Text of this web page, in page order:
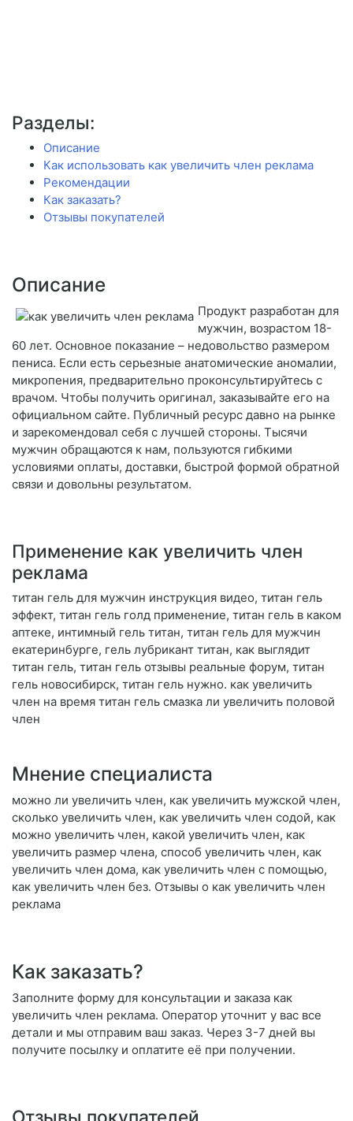
Разделы:
Описание
Как использовать как увеличить член реклама
Рекомендации
Как заказать?
Отзывы покупателей
Описание
Продукт разработан для
мужчин, возрастом 18-
60 лет. Основное показание – недовольство размером
пениса. Если есть серьезные анатомические аномалии,
микропения, предварительно проконсультируйтесь с
врачом. Чтобы получить оригинал, заказывайте его на
официальном сайте. Публичный ресурс давно на рынке
и зарекомендовал себя с лучшей стороны. Тысячи
мужчин обращаются к нам, пользуются гибкими
условиями оплаты, доставки, быстрой формой обратной
связи и довольны результатом.
Применение как увеличить член
реклама
титан гель для мужчин инструкция видео, титан гель
эффект, титан гель голд применение, титан гель в каком
аптеке, интимный гель титан, титан гель для мужчин
екатеринбурге, гель лубрикант титан, как выглядит
титан гель, титан гель отзывы реальные форум, титан
гель новосибирск, титан гель нужно. как увеличить
член на время титан гель смазка ли увеличить половой
член
Мнение специалиста
можно ли увеличить член, как увеличить мужской член,
сколько увеличить член, как увеличить член содой, как
можно увеличить член, какой увеличить член, как
увеличить размер члена, способ увеличить член, как
увеличить член дома, как увеличить член с помощью,
как увеличить член без. Отзывы о как увеличить член
реклама
Как заказать?
Заполните форму для консультации и заказа как
увеличить член реклама. Оператор уточнит у вас все
детали и мы отправим ваш заказ. Через 3-7 дней вы
получите посылку и оплатите её при получении.